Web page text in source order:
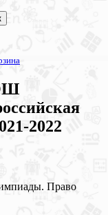
2022
Право